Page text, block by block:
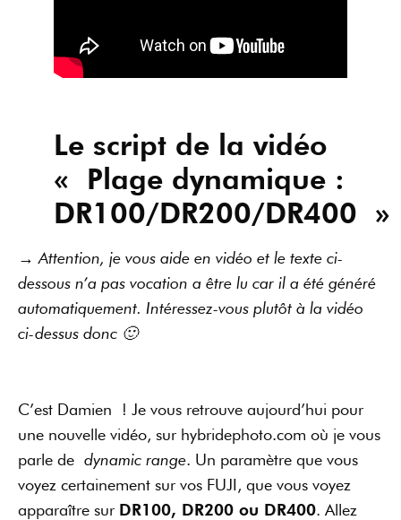
Le script de la vidéo
« Plage dynamique :
DR100/DR200/DR400 »
→ Attention, je vous aide en vidéo et le texte ci-
dessous n’a pas vocation a être lu car il a été généré
automatiquement. Intéressez-vous plutôt à la vidéo
ci-dessus donc 🙂
C’est Damien ! Je vous retrouve aujourd’hui pour
une nouvelle vidéo, sur hybridephoto.com où je vous
parle de dynamic range. Un paramètre que vous
voyez certainement sur vos FUJI, que vous voyez
apparaître sur DR100, DR200 ou DR400. Allez